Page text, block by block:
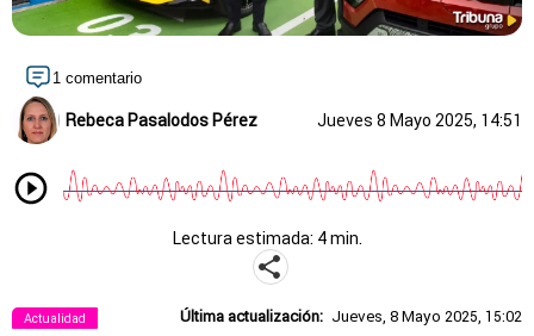
1 comentario
Rebeca Pasalodos Pérez Jueves 8 Mayo 2025, 14:51
Lectura estimada: 4 min.
Actualidad Última actualización: Jueves, 8 Mayo 2025, 15:02